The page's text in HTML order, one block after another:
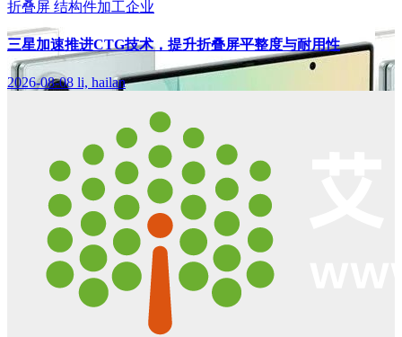
折叠屏 结构件加工企业
三星加速推进CTG技术，提升折叠屏平整度与耐用性
2026-08-08 li, hailan